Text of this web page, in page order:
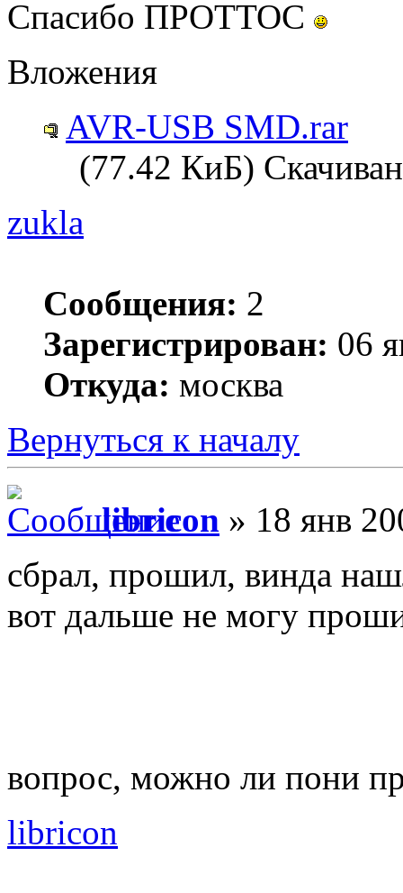
Спасибо ПРОТТОС
Вложения
AVR-USB SMD.rar
(77.42 КиБ)
zukla
Сообщения: 2
Зарегистрирован: 06
Откуда: москва
Вернуться к началу
libricon » 18 янв
сбрал, прошил, винда
вот дальше не могу
вопрос, можно ли пони
libricon